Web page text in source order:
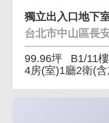
獨立出入口地下
台北市中山區長
99.96坪
B1/11樓
4房(室)1廳2衛(